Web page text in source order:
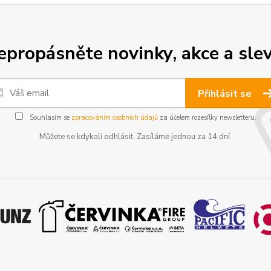
novinky, akce a
Přihlásit se
Souhlasím se zpracováním osobních údajůza účelem rozesílky newsletteru.
Můžete se kdykoli odhlásit. Zasíláme jednou za 14 dní.